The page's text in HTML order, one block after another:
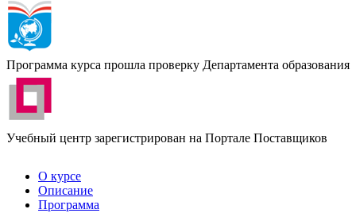
Программа курса прошла проверку Департамента образования
Учебный центр зарегистрирован на Портале Поставщиков
О курсе
Описание
Программа